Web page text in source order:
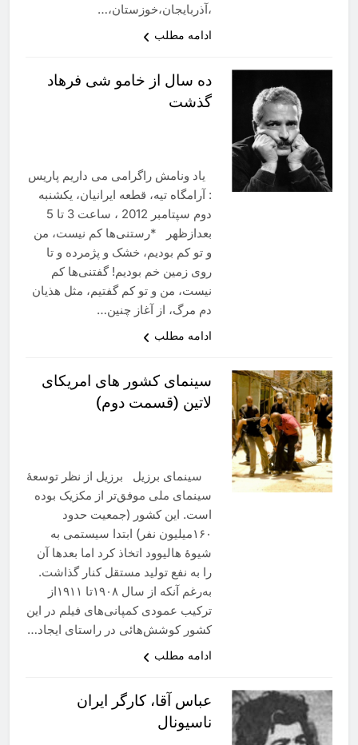
،آذربایجان،خوزستان،…
ادامه مطلب
ده سال از خامو شی فرهاد
گذشت
یاد ونامش راگرامی می داریم پاریس
: آرامگاه تیه، قطعه ایرانیان، یکشنبه
دوم سپتامبر 2012 ، ساعت 3 تا 5
بعدازظهر *رستنی‌ها کم نیست، من
و تو کم بودیم، خشک و پژمرده و تا
روی زمین خم بودیم! گفتنی‌‌ها کم
نیست، من و تو کم گفتیم، مثل هذیان
دم مرگ، از آغاز چنین…
ادامه مطلب
سینمای کشور های امریکای
لاتین (قسمت دوم)
سینمای برزیل برزیل از نظر توسعهٔ
سینمای ملی موفق‌تر از مکزیک بوده
است. این کشور (جمعیت حدود
۱۶۰میلیون نفر) ابتدا سیستمی به
شیوهٔ هالیوود اتخاذ کرد اما بعدها آن
را به نفع تولید مستقل کنار گذاشت.
به‌رغم آنکه از سال ۱۹۰۸تا ۱۹۱۱از
ترکیب عمودی کمپانی‌های فیلم در این
کشور کوشش‌هائی در راستای ایجاد…
ادامه مطلب
عباس آقا، کارگر ایران
ناسیونال